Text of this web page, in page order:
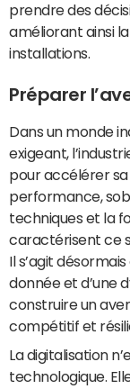
prendre des
améliorant ainsi
installations.
Préparer
Dans un monde
exigeant,
pour accélérer
performance,
techniques et la
caractérisent ce
Il s’agit
donnée et d’une
construire un
compétitif et
La digitalisation
technologique.